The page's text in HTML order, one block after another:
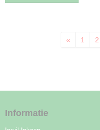
« 1 2
Informatie